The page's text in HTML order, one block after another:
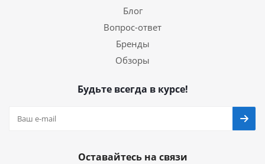
Блог
Вопрос-ответ
Бренды
Обзоры
Будьте всегда в курсе!
Оставайтесь на связи